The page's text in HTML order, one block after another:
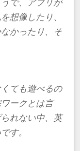
想像したり、
かったり、そ
ても遊べるの
ークとは言
れない中、英
す。